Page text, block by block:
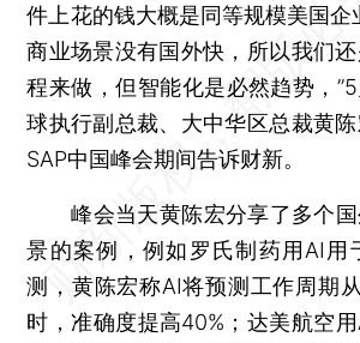
件上花的钱大概是同等规模美国企
商业场景没有国外快，所以我们
程来做，但智能化是必然趋势，
球执行副总裁、大中华区总裁黄
SAP中国峰会期间告诉财新。
峰会当天黄陈宏分享了多个国
景的案例，例如罗氏制药用AI用
测，黄陈宏称AI将预测工作周期
时，准确度提高40%；达美航空